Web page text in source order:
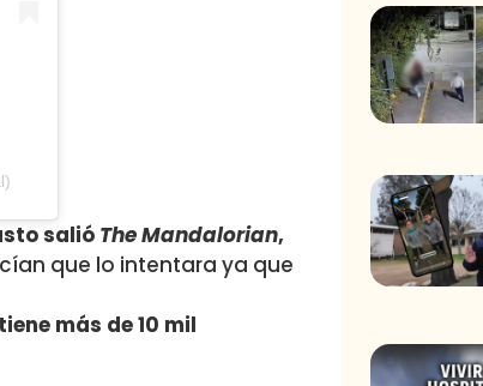
salió The Mandalorian,
que lo intentara ya que
tiene más de 10 mil